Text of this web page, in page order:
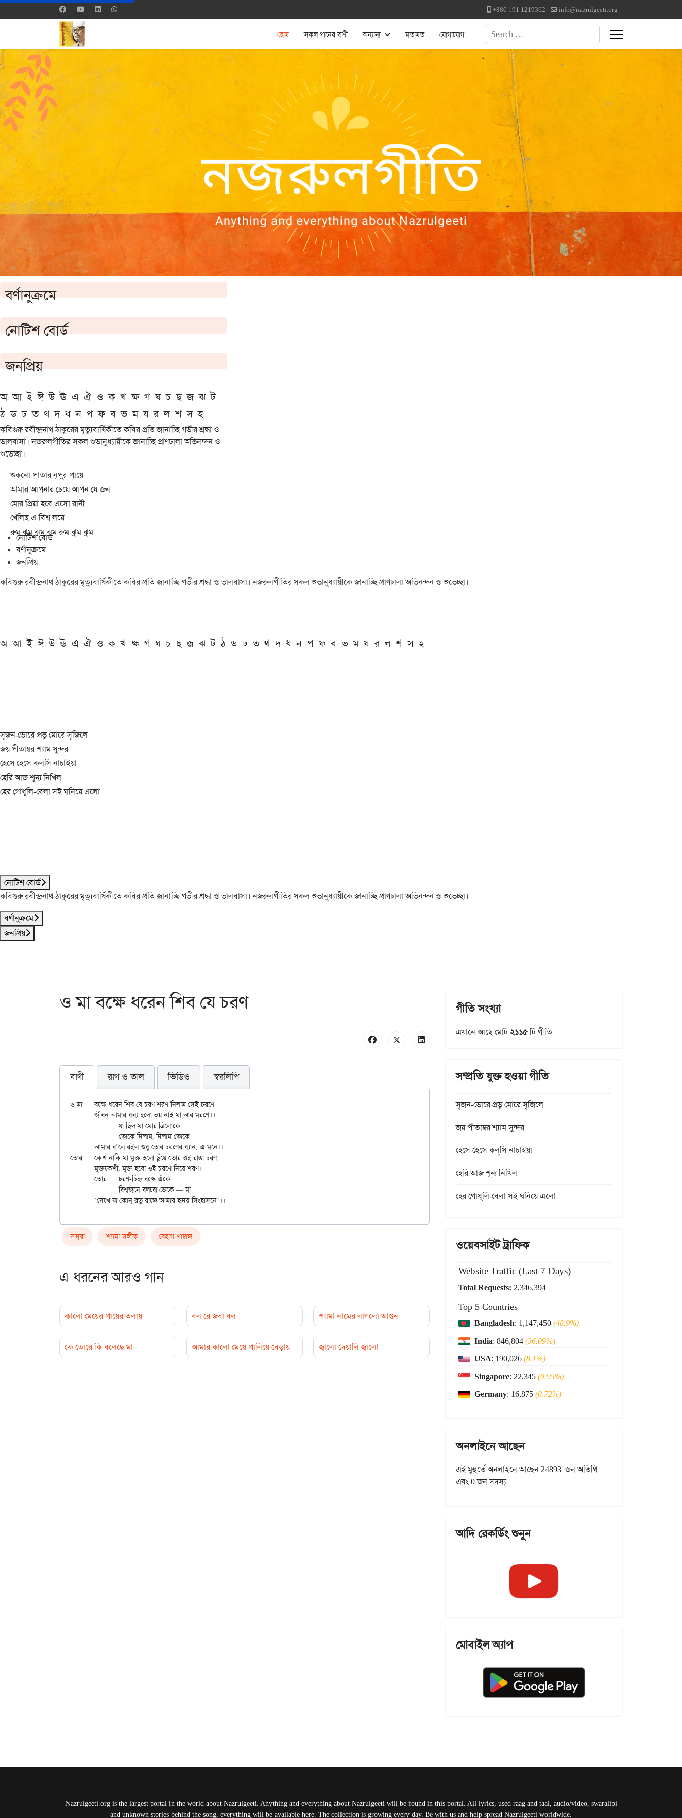
+880 191 1219362 info@nazrulgeeti.org
হোম সকল গানের বাণী অন্যান্য মতামত যোগাযোগ Search
বর্ণানুক্রমে
নোটিশ বোর্ড
জনপ্রিয়
অ আ ই ঈ উ ঊ এ ঐ ও ক খ ক্ষ গ ঘ চ ছ জ ঝ ট
ঠ ড ঢ ত থ দ ধ ন প ফ ব ভ ম য র ল শ স হ
কবিগুরু রবীন্দ্রনাথ ঠাকুরের মৃত্যুবার্ষিকীতে কবির প্রতি জানাচ্ছি গভীর শ্রদ্ধা ও
ভালবাসা। নজরুলগীতির সকল শুভানুধ্যায়ীকে জানাচ্ছি প্রাণঢালা অভিনন্দন ও
শুভেচ্ছা।
শুকনো পাতার নূপুর পায়ে
আমার আপনার চেয়ে আপন যে জন
মোর প্রিয়া হবে এসো রানী
খেলিছ এ বিশ্ব লয়ে
রুম্ ঝুম্ ঝুম্ ঝুম্ রুম্ ঝুম্ ঝুম্
নোটিশ বোর্ড
বর্ণানুক্রমে
জনপ্রিয়
কবিগুরু রবীন্দ্রনাথ ঠাকুরের মৃত্যুবার্ষিকীতে কবির প্রতি জানাচ্ছি গভীর শ্রদ্ধা ও ভালবাসা। নজরুলগীতির সকল শুভানুধ্যায়ীকে জানাচ্ছি প্রাণঢালা অভিনন্দন ও শুভেচ্ছা।
অ আ ই ঈ উ ঊ এ ঐ ও ক খ ক্ষ গ ঘ চ ছ জ ঝ ট ঠ ড ঢ ত থ দ ধ ন প ফ ব ভ ম য র ল শ স হ
সৃজন-ভোরে প্রভু মোরে সৃজিলে
জয় পীতাম্বর শ্যাম সুন্দর
হেসে হেসে কল্‌সি নাচাইয়া
হেরি আজ শূন্য নিখিল
হের গোধূলি-বেলা সই ঘনিয়ে এলো
নোটিশ বোর্ড
কবিগুরু রবীন্দ্রনাথ ঠাকুরের মৃত্যুবার্ষিকীতে কবির প্রতি জানাচ্ছি গভীর শ্রদ্ধা ও ভালবাসা। নজরুলগীতির সকল শুভানুধ্যায়ীকে জানাচ্ছি প্রাণঢালা অভিনন্দন ও শুভেচ্ছা।
বর্ণানুক্রমে
জনপ্রিয়
ও মা বক্ষে ধরেন শিব যে চরণ
বাণী রাগ ও তাল ভিডিও স্বরলিপি
ও মা	বক্ষে ধরেন শিব যে চরণ শরণ নিলাম সেই চরণে
	জীবন আমার ধন্য হলো ভয় নাই মা আর মরণে।।
		যা ছিল মা মোর ত্রিলোকে
	আমার ব’লে রইল শুধু তোর চরণের ধ্যান, এ মনে।।
তোর	কেশ নাকি মা মুক্ত হলো ছুঁয়ে তোর ওই রাঙা চরণ
	মুক্তকেশী, মুক্ত হবো ওই চরণে নিয়ে শরণ।
		বিশ্বজনে বলবো ডেকে — মা
দাদ্‌রা শ্যামা-সঙ্গীত বেহাগ-খাম্বাজ
এ ধরনের আরও গান
কালো মেয়ের পায়ের তলায় বল রে জবা বল শ্যামা নামের লাগলো আগুন
কে তোরে কি বলেছে মা আমার কালো মেয়ে পালিয়ে বেড়ায় জ্বালো দেয়ালি জ্বালো
গীতি সংখ্যা
এখানে আছে মোট২১১৫টি গীতি
সম্প্রতি যুক্ত হওয়া গীতি
সৃজন-ভোরে প্রভু মোরে সৃজিলে
জয় পীতাম্বর শ্যাম সুন্দর
হেসে হেসে কল্‌সি নাচাইয়া
হেরি আজ শূন্য নিখিল
হের গোধূলি-বেলা সই ঘনিয়ে এলো
ওয়েবসাইট ট্রাফিক
Website Traffic (Last 7 Days)
Total Requests: 2,346,394
Top 5 Countries
Bangladesh: 1,147,450(48.9%)
India: 846,804(36.09%)
USA: 190,026(8.1%)
Singapore: 22,345(0.95%)
Germany: 16,875(0.72%)
অনলাইনে আছেন
এই মুহুর্তে অনলাইনে আছেন 24893 জন অতিথি
এবং 0 জন সদস্য
আদি রেকর্ডিং শুনুন
মোবাইল অ্যাপ
Nazrulgeeti.org is the largest portal in the world about Nazrulgeeti. Anything and everything about Nazrulgeeti will be found in this portal. All lyrics, used raag and taal, audio/video, swaralipi
and unknown stories behind the song, everything will be available here. The collection is growing every day. Be with us and help spread Nazrulgeeti worldwide.